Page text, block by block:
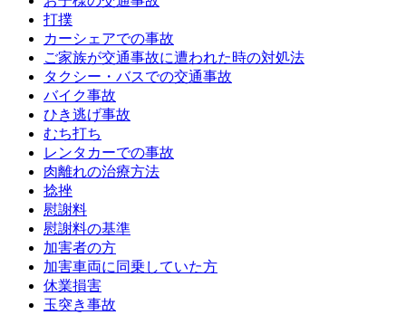
打撲
カーシェアでの事故
ご家族が交通事故に遭われた時の対処法
タクシー・バスでの交通事故
バイク事故
ひき逃げ事故
むち打ち
レンタカーでの事故
肉離れの治療方法
捻挫
慰謝料
慰謝料の基準
加害者の方
加害車両に同乗していた方
休業損害
玉突き事故